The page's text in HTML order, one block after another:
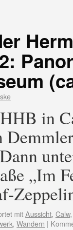
in
„Im
mitAussicht, Calw
, Wandern |